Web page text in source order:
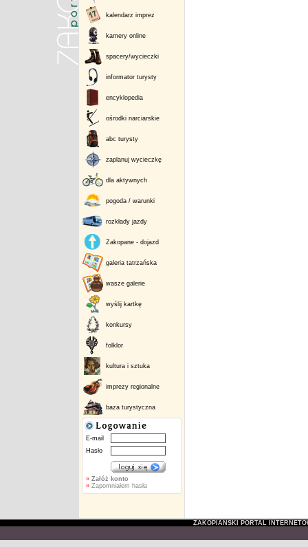
kalendarz imprez
kamery online
spacery/wycieczki
informator turysty
encyklopedia
ośrodki narciarskie
abc turysty
zaplanuj wycieczkę
dla aktywnych
pogoda / warunki
rozkłady jazdy
Zakopane - dojazd
galeria tatrzańska
wasze galerie
wyślij kartkę
konkursy
folklor
kultura i sztuka
imprezy regionalne
baza turystyczna
E-mail
Hasło
» Załóż konto
»Zapomniałem hasła
ZAKOPIAŃSKI PORTAL